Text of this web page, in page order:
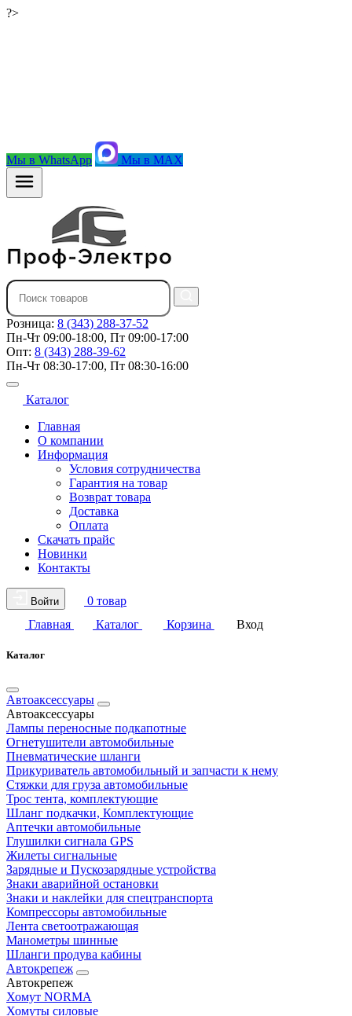
?>
Мы в WhatsApp Мы в MAX
Розница: 8 (343) 288-37-52
Пн-Чт 09:00-18:00, Пт 09:00-17:00
Опт: 8 (343) 288-39-62
Пн-Чт 08:30-17:00, Пт 08:30-16:00
Каталог
Главная
О компании
Информация
Условия сотрудничества
Гарантия на товар
Возврат товара
Доставка
Оплата
Скачать прайс
Новинки
Контакты
Войти
0 товар
Главная
Каталог Корзина Вход
Каталог
Автоаксессуары
Автоаксессуары
Лампы переносные подкапотные
Огнетушители автомобильные
Пневматические шланги
Прикуриватель автомобильный и запчасти к нему
Стяжки для груза автомобильные
Трос тента, комплектующие
Шланг подкачки, Комплектующие
Аптечки автомобильные
Глушилки сигнала GPS
Жилеты сигнальные
Зарядные и Пускозарядные устройства
Знаки аварийной остановки
Знаки и наклейки для спецтранспорта
Компрессоры автомобильные
Лента светоотражающая
Манометры шинные
Шланги продува кабины
Автокрепеж
Автокрепеж
Хомут NORMA
Хомуты силовые